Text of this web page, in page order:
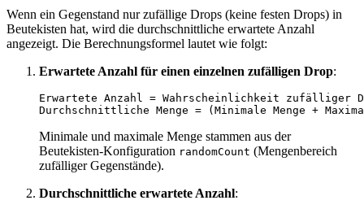
Wenn ein Gegenstand nur zufällige Drops (keine festen Drops) in
Beutekisten hat, wird die durchschnittliche erwartete Anzahl
angezeigt. Die Berechnungsformel lautet wie folgt:
Erwartete Anzahl für einen einzelnen zufälligen Drop:
Erwartete Anzahl = Wahrscheinlichkeit zufälliger
Minimale und maximale Menge stammen aus der
Beutekisten-Konfiguration randomCount (Mengenbereich
zufälliger Gegenstände).
Durchschnittliche erwartete Anzahl: